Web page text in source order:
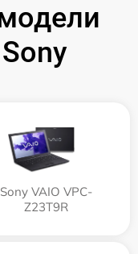
Sony VAIO VPC-
Z23T9R